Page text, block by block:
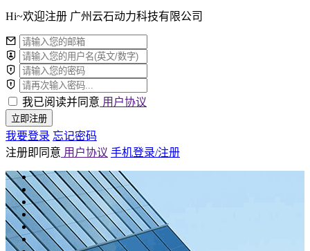
Hi~欢迎注册 广州云石动力科技有限公司
我已阅读并同意 用户协议
立即注册
我要登录 忘记密码
注册即同意 用户协议 手机登录/注册